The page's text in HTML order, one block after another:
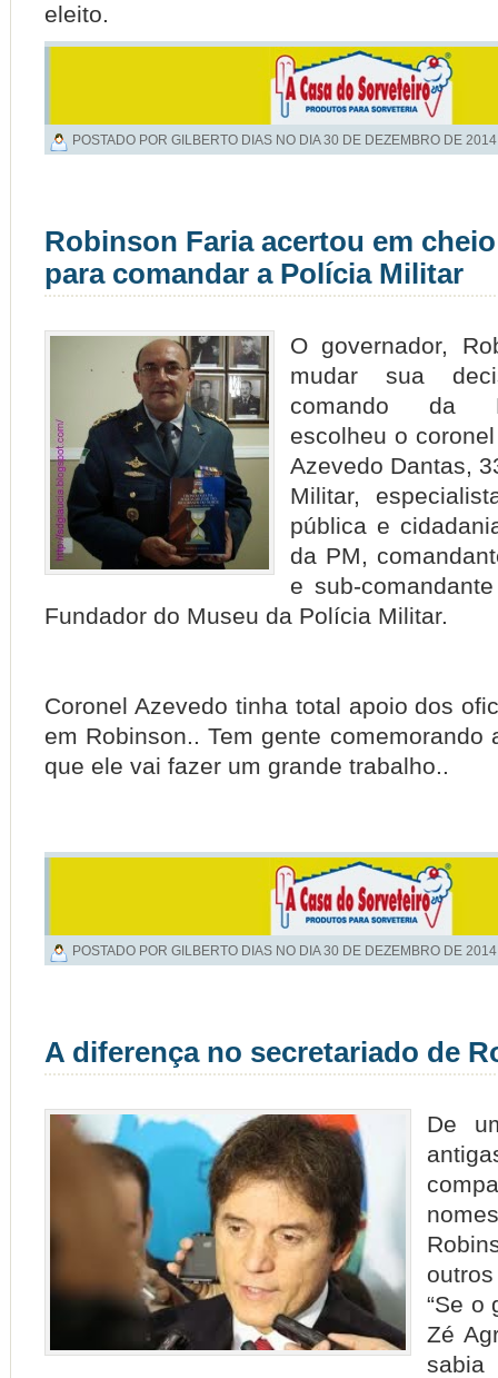
eleito.
POSTADO POR GILBERTO DIAS NO DIA30 DE DEZEMBRO DE 2014
Robinson Faria acertou em
para comandar a Polícia Militar
O governador,
mudar sua
comando da
escolheu o
Azevedo Dantas,
Militar,
pública e
da PM,
e sub-
Fundador do Museu da Polícia Militar.
Coronel Azevedo tinha total apoio dos
em Robinson.. Tem gente comemorando
que ele vai fazer um grande trabalho..
POSTADO POR GILBERTO DIAS NO DIA30 DE DEZEMBRO DE 2014
A diferença no secretariado de
De
“Se o
Zé